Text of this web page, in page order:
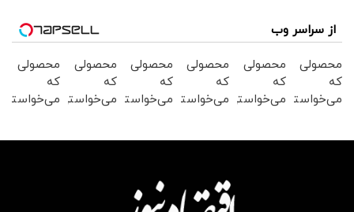
از سراسر وب
محصولی
که
می‌خواستی
محصولی
که
می‌خواستی
محصولی
که
می‌خواستی
بخر !
محصولی
که
می‌خواستی
بخر !
محصولی
که
می‌خواستی
محصولی
که
می‌خواستی